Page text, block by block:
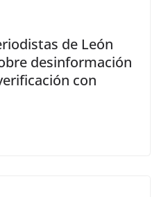
de León
desinformación
con